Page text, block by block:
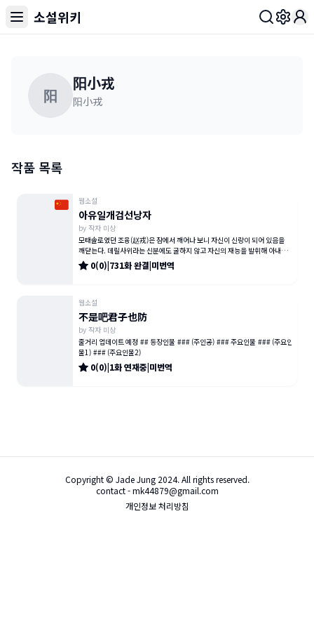
소설위키
阳
阳小戎
阳小戎
작품 목록
웹소설
아유일개검선낭자
by 작자 미상
모태솔로였던 조융(赵戎)은 잠에서 깨어나 보니 자신이 신랑이 되어 있음을
깨닫는다. 데릴사위라는 신분에도 굴하지 않고 자신의 재능을 발휘해 아내를
정복하려 하지만, 신혼 첫날밤
0(0)|731화완결|미번역
웹소설
不是吧君子也防
by 작자 미상
줄거리 업데이트 예정 ## 등장인물 ### (주인공) ### 주요인물 ### (주요인
물1) ### (주요인물2)
0(0)|1화연재중|미번역
Copyright © Jade Jung 2024. All rights reserved.
contact - mk44879@gmail.com
개인정보 처리방침